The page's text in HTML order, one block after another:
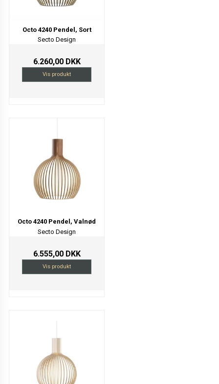
Octo 4240 Pendel, Sort
Secto Design
6.260,00 DKK
Vis produkt
Octo 4240 Pendel, Valnød
Secto Design
6.555,00 DKK
Vis produkt